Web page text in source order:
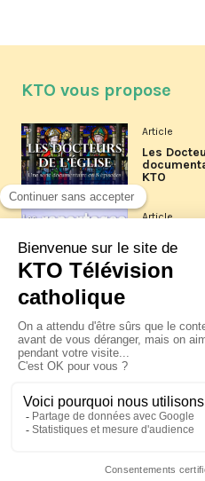
KTO vous propose
Article
Les
KTO
Article
Les
La visite
XIV à
jeudi 6
Le pape
Pérou du